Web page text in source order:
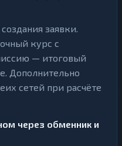
заявки.
курс с
— итоговый
Дополнительно
сетей при расчёте
через обменник и